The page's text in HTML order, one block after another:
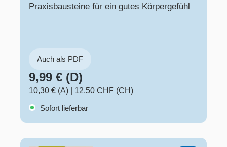
Praxisbausteine für ein gutes Körpergefühl
Auch als PDF
9,99 € (D)
10,30 € (A)
12,50 CHF (CH)
Sofort lieferbar